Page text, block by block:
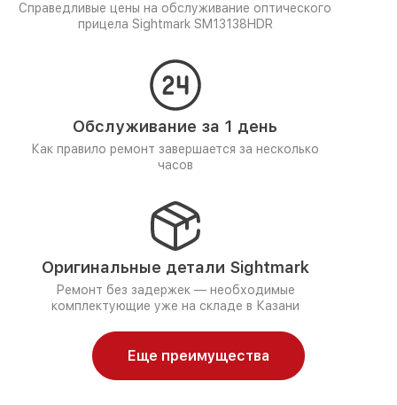
Справедливые цены на обслуживание оптического
прицела Sightmark SM13138HDR
Обслуживание за 1 день
Как правило ремонт завершается за несколько
часов
Оригинальные детали Sightmark
Ремонт без задержек — необходимые
комплектующие уже на складе в Казани
Еще преимущества